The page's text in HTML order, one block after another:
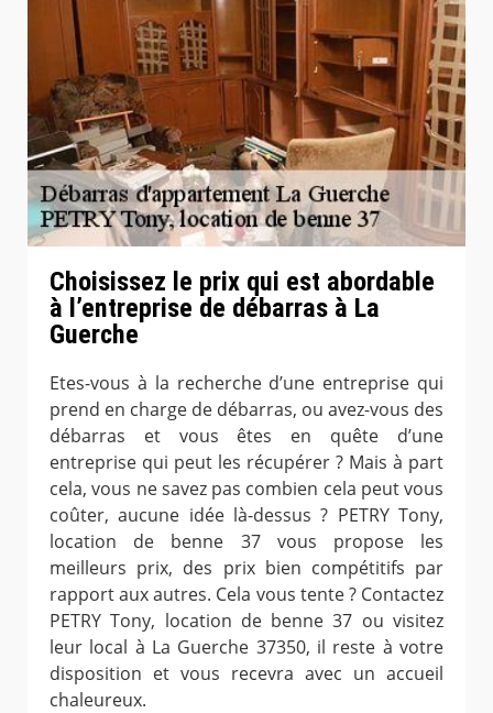
Choisissez le prix qui est abordable
à l’entreprise de débarras à La
Guerche
Etes-vous à la recherche d’une entreprise qui
prend en charge de débarras, ou avez-vous des
débarras et vous êtes en quête d’une
entreprise qui peut les récupérer ? Mais à part
cela, vous ne savez pas combien cela peut vous
coûter, aucune idée là-dessus ? PETRY Tony,
location de benne 37 vous propose les
meilleurs prix, des prix bien compétitifs par
rapport aux autres. Cela vous tente ? Contactez
PETRY Tony, location de benne 37 ou visitez
leur local à La Guerche 37350, il reste à votre
disposition et vous recevra avec un accueil
chaleureux.